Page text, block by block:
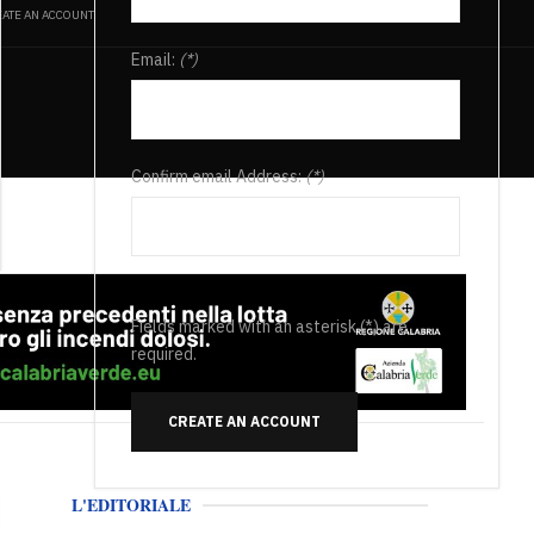
AN ACCOUNT
Email: (*)
Confirm email Address:(*)
Fields marked with an asterisk (*) are
required.
CREATE AN ACCOUNT
L'EDITORIALE